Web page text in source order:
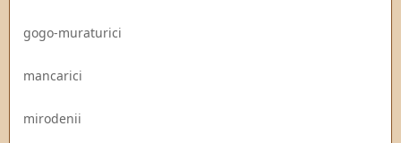
gogo-muraturici
mancarici
mirodenii